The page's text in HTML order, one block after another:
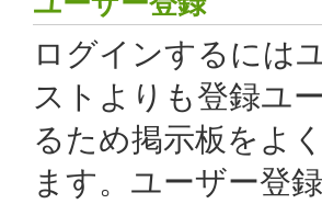
ログインするには
ストよりも登録ユ
るため掲示板をよ
ます。ユーザー登